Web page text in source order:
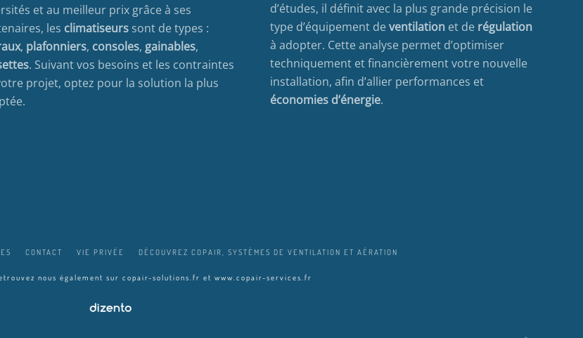
et au meilleur prix grâce à ses
les climatiseurs sont de types :
, plafonniers, consoles, gainables,
. Suivant vos besoins et les contraintes
projet, optez pour la solution la plus
d’études, il définit avec la plus grande précision le
type d’équipement deventilationet de régulation
à adopter. Cette analyse permet d’optimiser
techniquement et financièrement votre nouvelle
installation, afin d’allier performances et
économies d’énergie.
CONTACT VIE PRIVÉE DÉCOUVREZ COPAIR, SYSTÈMES DE VENTILATION ET AÉRATION
nous également sur copair-solutions.fr et www.copair-services.fr